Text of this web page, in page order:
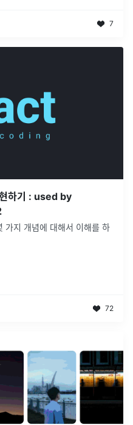
7
하기 : used by
지 개념에 대해서 이해를 하
72